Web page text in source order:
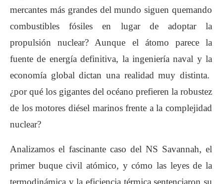
mercantes más grandes del mundo siguen quemando
combustibles fósiles en lugar de adoptar la
propulsión nuclear? Aunque el átomo parece la
fuente de energía definitiva, la ingeniería naval y la
economía global dictan una realidad muy distinta.
¿por qué los gigantes del océano prefieren la robustez
de los motores diésel marinos frente a la complejidad
nuclear?
Analizamos el fascinante caso del NS Savannah, el
primer buque civil atómico, y cómo las leyes de la
termodinámica y la eficiencia térmica sentenciaron su